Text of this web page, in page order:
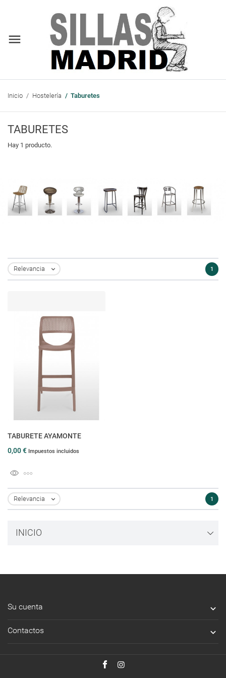
Inicio Hostelería Taburetes
TABURETES
Hay 1 producto.
INICIO
Relevancia  1
TABURETE AYAMONTE
0,00 € Impuestos incluidos
Relevancia  1
Su cuenta 
Contactos 